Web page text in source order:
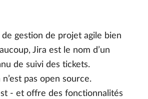
gestion de projet agile bien
Jira est le nom d’un
de suivi des tickets.
pas open source.
- et offre des fonctionnalités